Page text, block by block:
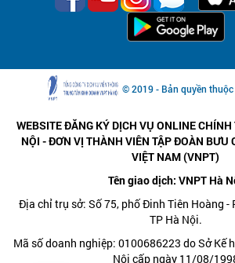
© 2019 - Bản quyền
WEBSITE ĐĂNG KÝ DỊCH VỤ ONLINE
NỘI - ĐƠN VỊ THÀNH VIÊN TẬP ĐOÀN BƯU
VIỆT NAM (VNPT)
Tên giao dịch: VNPT Hà
Địa chỉ trụ sở: Số 75, phố Đinh Tiên Hoàng -
TP Hà Nội.
Mã số doanh nghiệp: 0100686223 do Sở Kế
Nội cấp ngày 11/08/